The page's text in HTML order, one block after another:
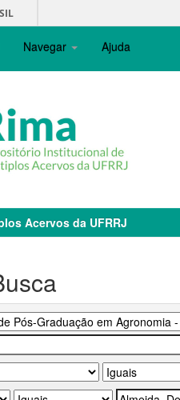
Navegar Ajuda
Acervos da UFRRJ